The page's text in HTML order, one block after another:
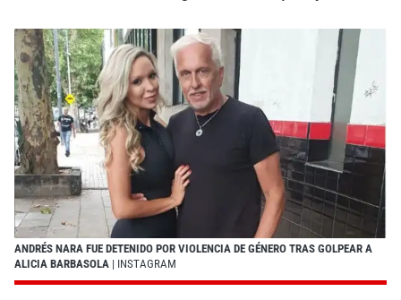
ANDRÉS NARA FUE DETENIDO POR VIOLENCIA DE GÉNERO TRAS GOLPEAR A
ALICIA BARBASOLA | INSTAGRAM